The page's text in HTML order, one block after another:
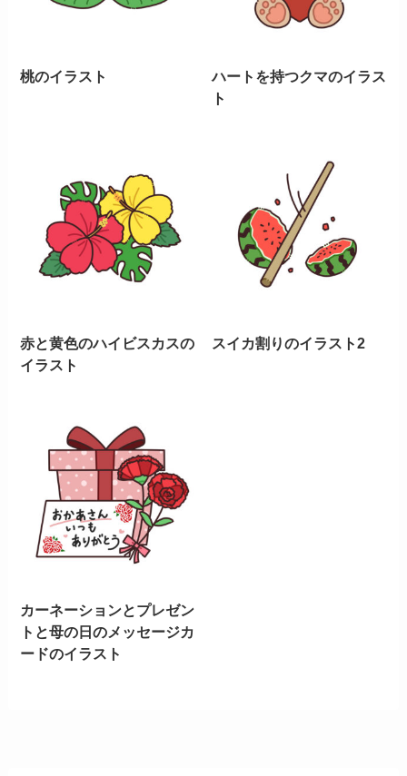
桃のイラスト
ハートを持つクマのイラス
ト
赤と黄色のハイビスカスの
イラスト
スイカ割りのイラスト2
カーネーションとプレゼン
トと母の日のメッセージカ
ードのイラスト